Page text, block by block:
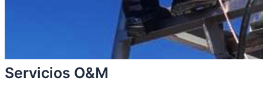
Servicios O&M